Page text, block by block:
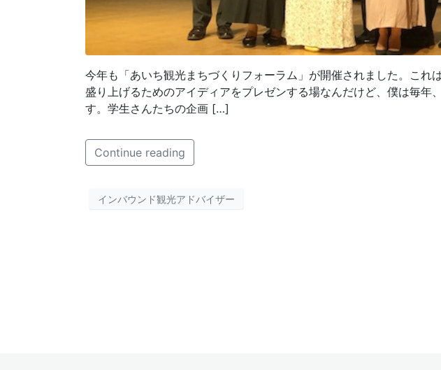
今年も「あいち観光まちづくりフォーラム」が開催されました。これ
盛り上げるためのアイディアをプレゼンする場なんだけど、僕は毎年
す。学生さんたちの企画 […]
Continue reading
インバウンド観光アドバイザー